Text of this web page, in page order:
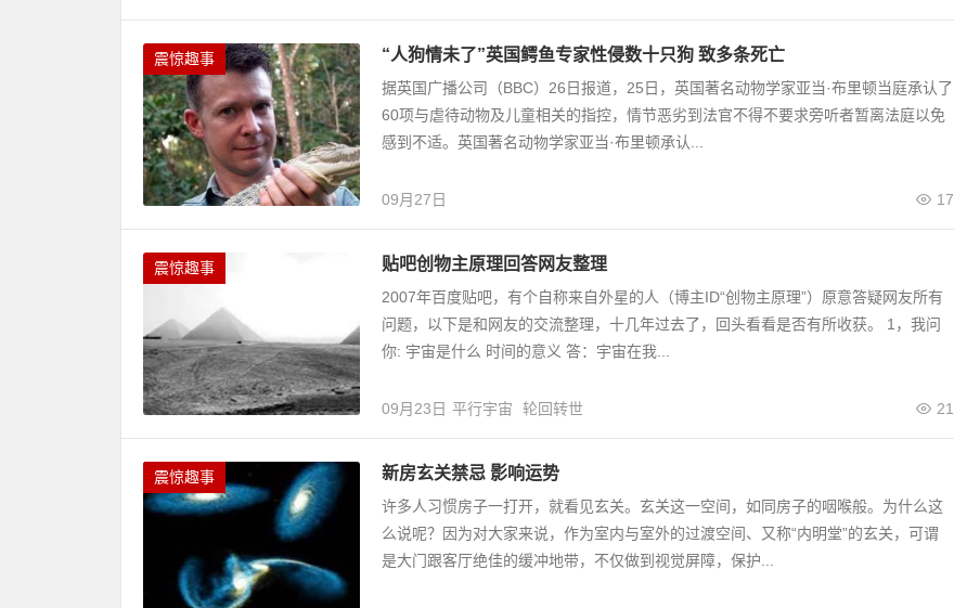
震惊趣事 “人狗情未了”英国鳄鱼专家性侵数十只狗 致多条死亡
据英国广播公司（BBC）26日报道，25日，英国著名动物学家亚当·布里顿当庭承认了
60项与虐待动物及儿童相关的指控，情节恶劣到法官不得不要求旁听者暂离法庭以免
感到不适。英国著名动物学家亚当·布里顿承认...
09月27日 17
震惊趣事 贴吧创物主原理回答网友整理
2007年百度贴吧，有个自称来自外星的人（博主ID“创物主原理”）原意答疑网友所有
问题，以下是和网友的交流整理，十几年过去了，回头看看是否有所收获。 1，我问
你: 宇宙是什么 时间的意义 答：宇宙在我...
09月23日 21
平行宇宙 轮回转世
震惊趣事 新房玄关禁忌 影响运势
许多人习惯房子一打开，就看见玄关。玄关这一空间，如同房子的咽喉般。为什么这
么说呢？因为对大家来说，作为室内与室外的过渡空间、又称“内明堂”的玄关，可谓
是大门跟客厅绝佳的缓冲地带，不仅做到视觉屏障，保护...